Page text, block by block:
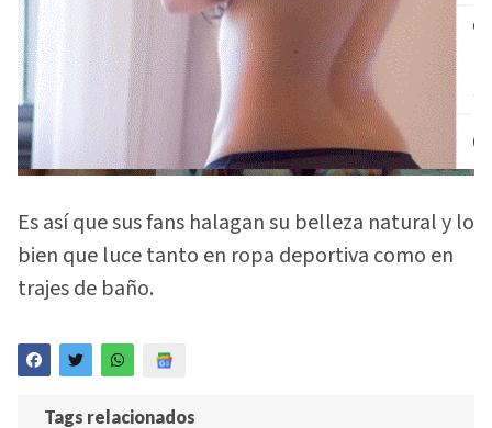
Es así que sus fans halagan su belleza natural y lo
bien que luce tanto en ropa deportiva como en
trajes de baño.
Tags relacionados